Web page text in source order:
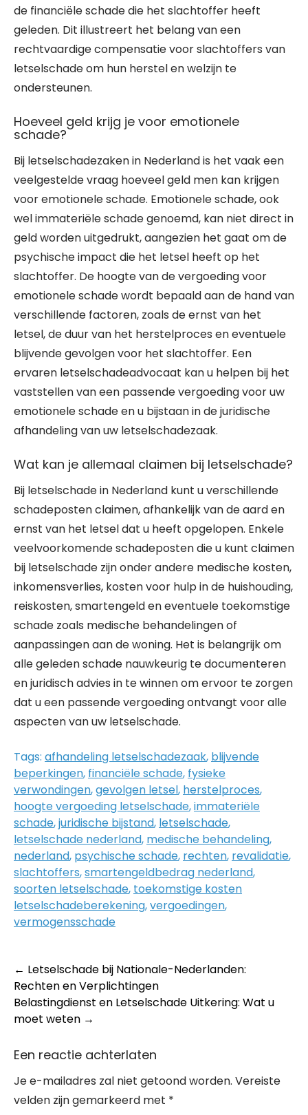
de financiële schade die het slachtoffer heeft
geleden. Dit illustreert het belang van een
rechtvaardige compensatie voor slachtoffers van
letselschade om hun herstel en welzijn te
ondersteunen.
Hoeveel geld krijg je voor emotionele
schade?
Bij letselschadezaken in Nederland is het vaak een
veelgestelde vraag hoeveel geld men kan krijgen
voor emotionele schade. Emotionele schade, ook
wel immateriële schade genoemd, kan niet direct in
geld worden uitgedrukt, aangezien het gaat om de
psychische impact die het letsel heeft op het
slachtoffer. De hoogte van de vergoeding voor
emotionele schade wordt bepaald aan de hand van
verschillende factoren, zoals de ernst van het
letsel, de duur van het herstelproces en eventuele
blijvende gevolgen voor het slachtoffer. Een
ervaren letselschadeadvocaat kan u helpen bij het
vaststellen van een passende vergoeding voor uw
emotionele schade en u bijstaan in de juridische
afhandeling van uw letselschadezaak.
Wat kan je allemaal claimen bij letselschade?
Bij letselschade in Nederland kunt u verschillende
schadeposten claimen, afhankelijk van de aard en
ernst van het letsel dat u heeft opgelopen. Enkele
veelvoorkomende schadeposten die u kunt claimen
bij letselschade zijn onder andere medische kosten,
inkomensverlies, kosten voor hulp in de huishouding,
reiskosten, smartengeld en eventuele toekomstige
schade zoals medische behandelingen of
aanpassingen aan de woning. Het is belangrijk om
alle geleden schade nauwkeurig te documenteren
en juridisch advies in te winnen om ervoor te zorgen
dat u een passende vergoeding ontvangt voor alle
aspecten van uw letselschade.
Tags: afhandeling letselschadezaak, blijvende
beperkingen, financiële schade, fysieke
verwondingen,gevolgen letsel, herstelproces,
hoogte vergoeding letselschade,immateriële
schade,juridische bijstand, letselschade,
letselschade nederland, medische behandeling,
nederland, psychische schade, rechten, revalidatie,
slachtoffers,smartengeldbedrag nederland,
soorten letselschade, toekomstige kosten
letselschadeberekening,vergoedingen,
vermogensschade
Post
navigation
← Letselschade bij Nationale-Nederlanden:
Rechten en Verplichtingen
Belastingdienst en Letselschade Uitkering: Wat u
moet weten →
Een reactie achterlaten
Je e-mailadres zal niet getoond worden. Vereiste
velden zijn gemarkeerd met *